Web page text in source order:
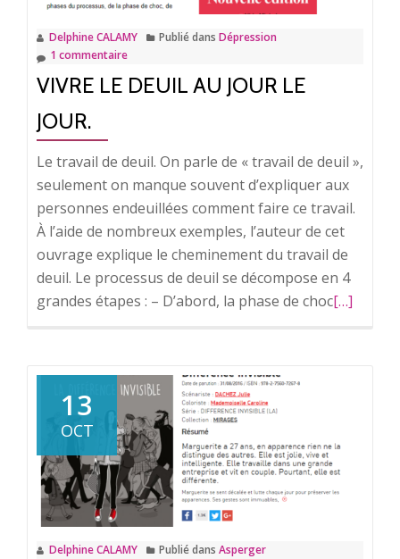
Delphine CALAMY Publié dans Dépression
1 commentaire
VIVRE LE DEUIL AU JOUR LE
JOUR.
Le travail de deuil. On parle de « travail de deuil »,
seulement on manque souvent d’expliquer aux
personnes endeuillées comment faire ce travail.
À l’aide de nombreux exemples, l’auteur de cet
ouvrage explique le cheminement du travail de
deuil. Le processus de deuil se décompose en 4
grandes étapes : – D’abord, la phase de chocEn
au
le
[…]
13
OCT
Delphine CALAMY Publié dans Asperger